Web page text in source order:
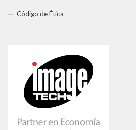
Código de Ética